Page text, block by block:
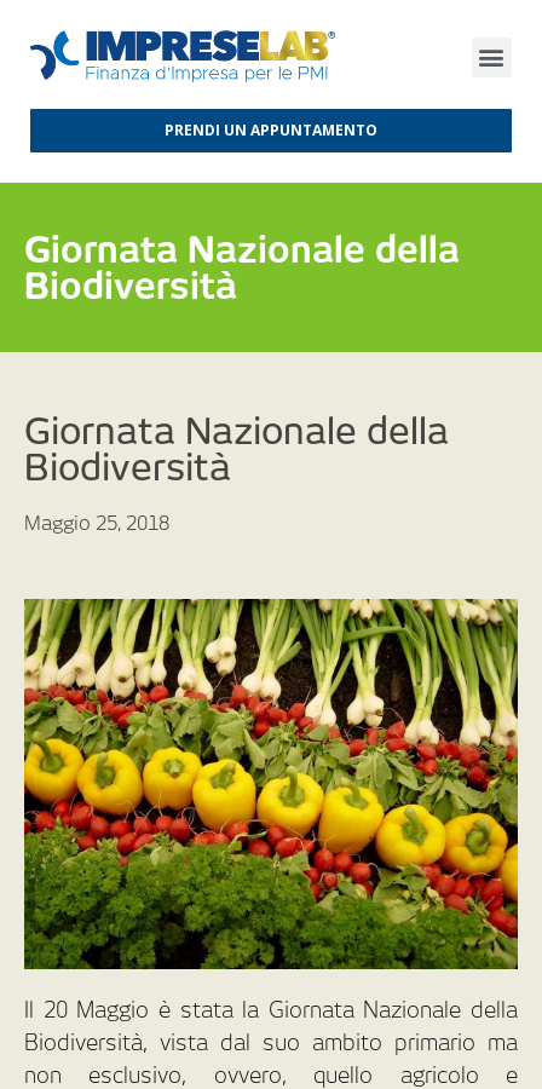
PRENDI UN APPUNTAMENTO
Giornata Nazionale della
Biodiversità
Giornata Nazionale della
Biodiversità
Maggio 25, 2018
Il 20 Maggio è stata la Giornata Nazionale della
Biodiversità, vista dal suo ambito primario ma
non esclusivo, ovvero, quello agricolo e